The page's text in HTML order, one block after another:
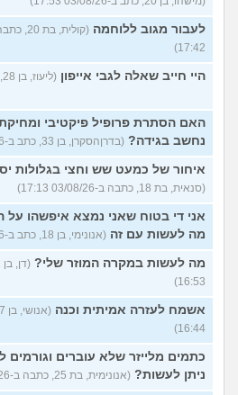
לעבור מגוב ללוחמה
17:42)
היי חייב שאלה לגבי אייפון (ליעוז, בן 28, כתב ב-03/08/26 17:33)
האם הסתרת פרופיל פיקטיבי
נחשב בגידה? (בדרןהסקרן, בן 33, כתב ב-03/08/26 17:24)
איחור של כמעט שש וחצי בגלולות
(סנאית, בת 18, כתבה ב-03/08/26 17:13)
אני די בטוח שאני נמצא איפשהו על
מה לעשות עם זה (אנונימי, בן 18, כתב ב-03/08/26 17:02)
מה לעשות במקרה המוזר שלי?
16:53)
אשמח לעזרה אמיתית וכנה
16:44)
כתמים מלייזר שלא עוברים וגורמים
ניתן לעשות? (אנונימית, בת 25, כתבה ב-03/08/26 16:33)